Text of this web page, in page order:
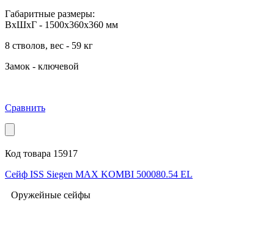
Габаритные размеры:
ВхШхГ - 1500x360x360 мм
8 стволов, вес - 59 кг
Замок - ключевой
Сравнить
Код товара 15917
Сейф ISS Siegen MAX KOMBI 500080.54 EL
Оружейные сейфы